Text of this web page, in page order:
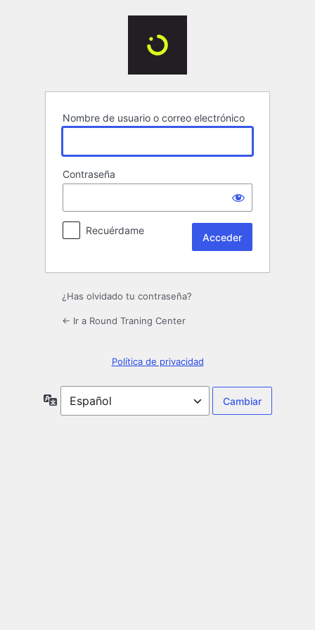
Nombre de usuario o correo electrónico
Contraseña
Recuérdame
¿Has olvidado tu contraseña?
← Ir a Round Traning Center
Política de privacidad
Idioma